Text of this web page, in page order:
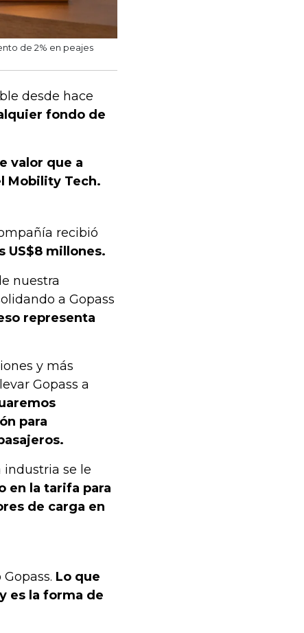
de 2% en peajes
desde hace
fondo de
valor que a
Mobility Tech.
recibió
US$8 millones.
nuestra
a Gopass
representa
y más
Gopass a
para
se le
en la tarifa para
de carga en
Lo que
es la forma de